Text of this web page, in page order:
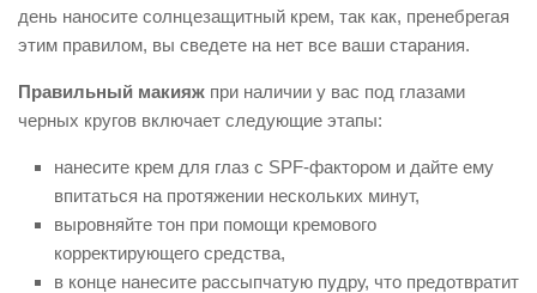
день наносите солнцезащитный крем, так как, пренебрегая
этим правилом, вы сведете на нет все ваши старания.
Правильный макияж при наличии у вас под глазами
черных кругов включает следующие этапы:
нанесите крем для глаз с SPF-фактором и дайте ему
впитаться на протяжении нескольких минут,
выровняйте тон при помощи кремового
корректирующего средства,
в конце нанесите рассыпчатую пудру, что предотвратит